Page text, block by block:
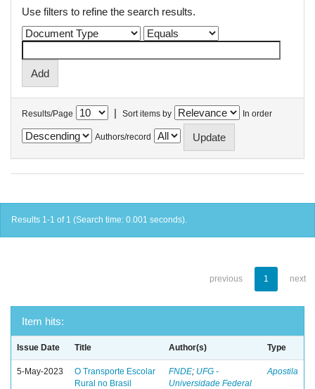
Use filters to refine the search results.
Results/Page | Sort items by In order
Authors/record
Results 1-1 of 1 (Search time: 0.001 seconds).
previous 1 next
Item hits:
Issue Date Title Author(s) Type
5-May-2023
O Transporte Escolar
Rural no Brasil
FNDE; UFG -
Universidade Federal
Apostila